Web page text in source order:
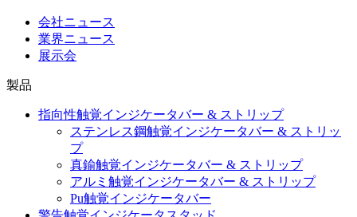
会社ニュース
業界ニュース
展示会
製品
指向性触覚インジケータバー & ストリップ
ステンレス鋼触覚インジケータバー & ストリッ
プ
真鍮触覚インジケータバー & ストリップ
アルミ触覚インジケータバー & ストリップ
Pu触覚インジケータバー